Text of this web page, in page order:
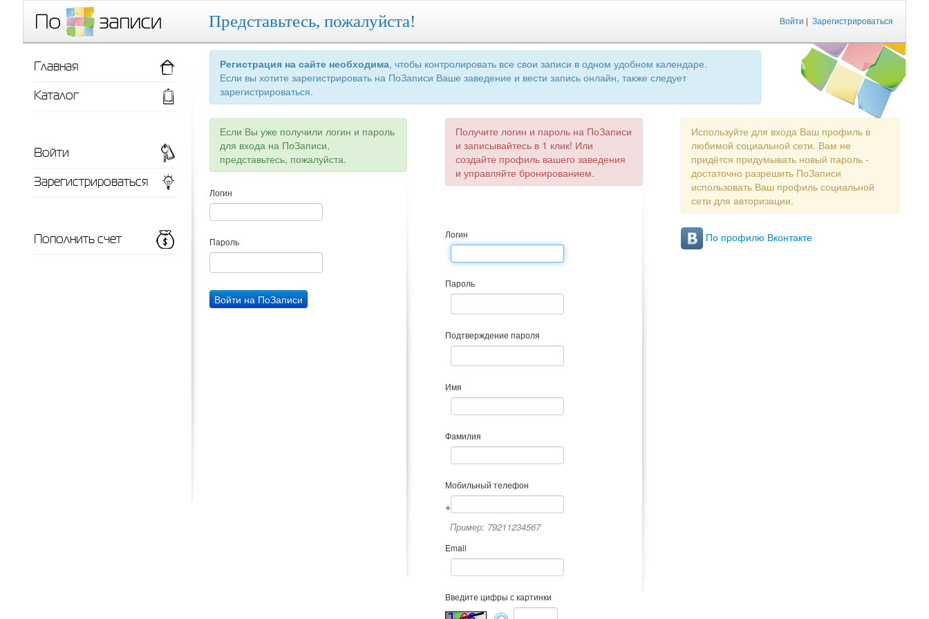
Войти | Зарегистрироваться
Представьтесь, пожалуйста!
Регистрация на сайте необходима, чтобы контролировать все свои записи в одном удобном календаре.
Если вы хотите зарегистрировать на ПоЗаписи Ваше заведение и вести запись онлайн, также следует
зарегистрироваться.
Если Вы уже получили логин и пароль
для входа на ПоЗаписи,
представьтесь, пожалуйста.
Логин
Пароль
Получите логин и пароль на ПоЗаписи
и записывайтесь в 1 клик! Или
создайте профиль вашего заведения
и управляйте бронированием.
Логин
Пароль
Подтверждение пароля
Имя
Фамилия
Мобильный телефон
+
Пример: 79211234567
Email
Введите цифры с картинки
Используйте для входа Ваш профиль в
любимой социальной сети. Вам не
придётся придумывать новый пароль -
достаточно разрешить ПоЗаписи
использовать Ваш профиль социальной
сети для авторизации.
По профилю Вконтакте
Главная
Каталог
Войти
Зарегистрироваться
Пополнить счет